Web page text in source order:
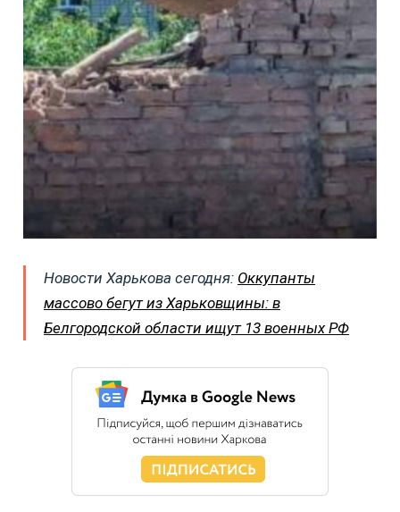
Новости Харькова сегодня: Оккупанты
массово бегут из Харьковщины: в
Белгородской области ищут 13 военных РФ